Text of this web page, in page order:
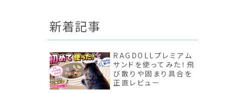
新着記事
RAGDOLLプレミアム
サンドを使ってみた！飛
び散りや固まり具合を
正直レビュー